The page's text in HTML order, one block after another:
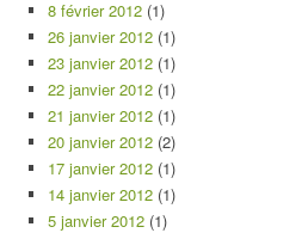
8 février 2012 (1)
26 janvier 2012 (1)
23 janvier 2012 (1)
22 janvier 2012 (1)
21 janvier 2012 (1)
20 janvier 2012 (2)
17 janvier 2012 (1)
14 janvier 2012 (1)
5 janvier 2012 (1)